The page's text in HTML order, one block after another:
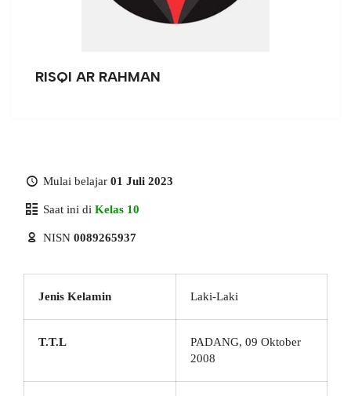
RISQI AR RAHMAN
Mulai belajar 01 Juli 2023
Saat ini di Kelas 10
NISN 0089265937
Jenis Kelamin Laki-Laki
T.T.L
PADANG, 09 Oktober
2008